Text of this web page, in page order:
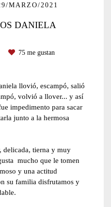
MARZO/2021
DANIELA
75 me gustan
llovió, escampó, salió
volvió a llover... y así
impedimento para sacar
junto a la hermosa
delicada, tierna y muy
mucho que le tomen
y una actitud
su familia disfrutamos y